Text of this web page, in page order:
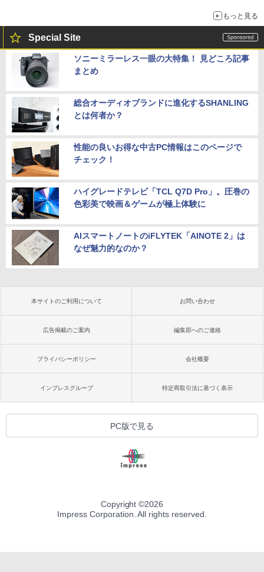
もっと見る
Special Site
ソニーミラーレス一眼の大特集！ 見どころ記事
まとめ
総合オーディオブランドに進化するSHANLING
とは何者か？
性能の良いお得な中古PC情報はこのページで
チェック！
ハイグレードテレビ「TCL Q7D Pro」。圧巻の
色彩美で映画＆ゲームが極上体験に
AIスマートノートのiFLYTEK「AINOTE 2」は
なぜ魅力的なのか？
本サイトのご利用について お問い合わせ
広告掲載のご案内 編集部へのご連絡
プライバシーポリシー 会社概要
インプレスグループ 特定商取引法に基づく表示
PC版で見る
Copyright ©2026
Impress Corporation. All rights reserved.